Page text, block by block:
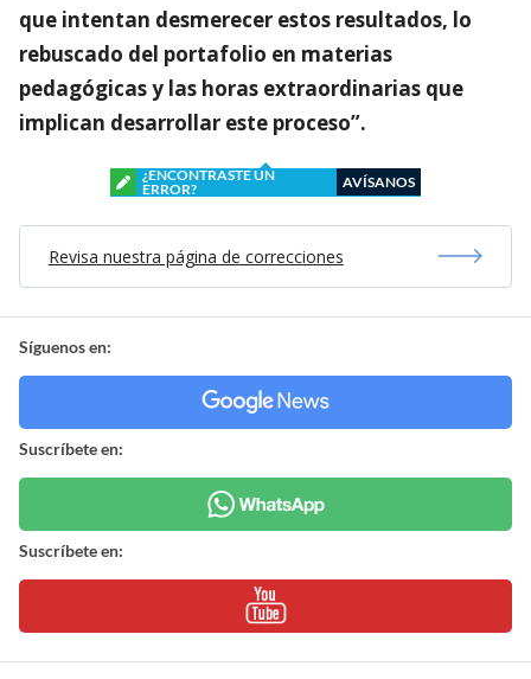
que intentan desmerecer estos resultados, lo
rebuscado del portafolio en materias
pedagógicas y las horas extraordinarias que
implican desarrollar este proceso”.
¿ENCONTRASTE UN
ERROR?
AVÍSANOS
Revisa nuestra página de correcciones
Síguenos en:
Suscríbete en:
Suscríbete en: